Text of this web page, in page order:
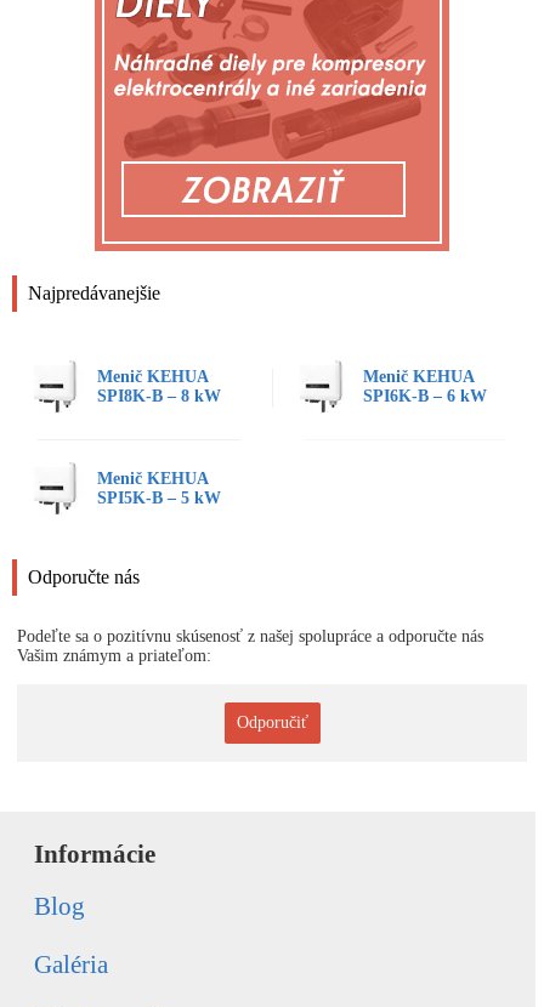
Najpredávanejšie
Menič KEHUA
SPI8K-B – 8 kW
Menič KEHUA
SPI6K-B – 6 kW
Menič KEHUA
SPI5K-B – 5 kW
Odporučte nás
Podeľte sa o pozitívnu skúsenosť z našej spolupráce a odporučte nás
Vašim známym a priateľom:
Odporučiť
Informácie
Blog
Galéria